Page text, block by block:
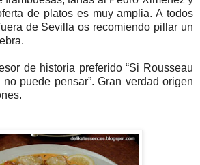
de platos es muy amplia. A todos
de Sevilla os recomiendo pillar un
de historia preferido “Si Rousseau
puede pensar”. Gran verdad origen